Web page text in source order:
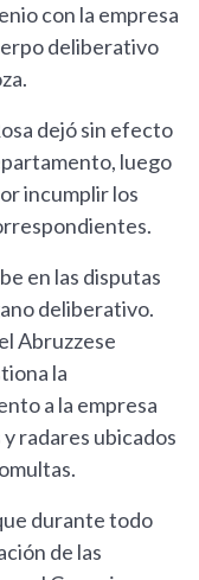
con la empresa
deliberativo
dejó sin efecto
luego
incumplir los
en las disputas
deliberativo.
Abruzzese
la
a la empresa
radares ubicados
durante todo
de las